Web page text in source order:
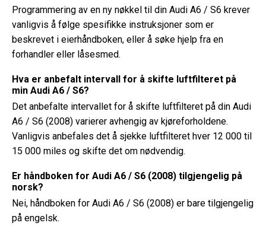
Programmering av en ny nøkkel til din Audi A6 / S6 krever
vanligvis å følge spesifikke instruksjoner som er
beskrevet i eierhåndboken, eller å søke hjelp fra en
forhandler eller låsesmed.
Hva er anbefalt intervall for å skifte luftfilteret på
min Audi A6 / S6?
Det anbefalte intervallet for å skifte luftfilteret på din Audi
A6 / S6 (2008) varierer avhengig av kjøreforholdene.
Vanligvis anbefales det å sjekke luftfilteret hver 12 000 til
15 000 miles og skifte det om nødvendig.
Er håndboken for Audi A6 / S6 (2008) tilgjengelig på
norsk?
Nei, håndboken for Audi A6 / S6 (2008) er bare tilgjengelig
på engelsk.